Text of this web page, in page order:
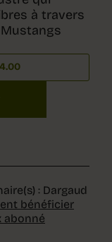
à travers
: Dargaud
bénéficier
abonné